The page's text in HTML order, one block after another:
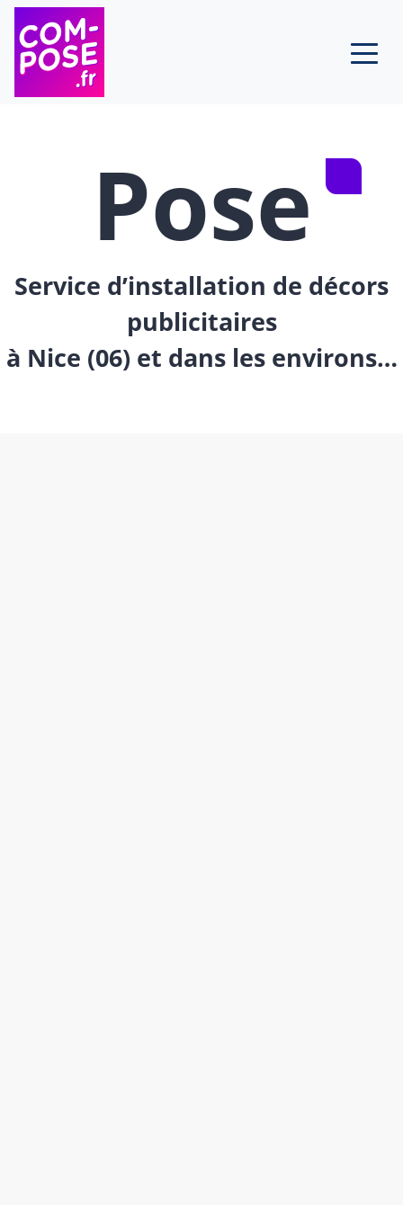
Skip to content
Pose
Service d’installation de décors
publicitaires
à Nice (06) et dans les environs…